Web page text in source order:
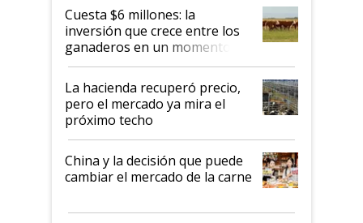
Cuesta $6 millones: la
inversión que crece entre los
ganaderos en un momento
histórico para la actividad
La hacienda recuperó precio,
pero el mercado ya mira el
próximo techo
China y la decisión que puede
cambiar el mercado de la carne